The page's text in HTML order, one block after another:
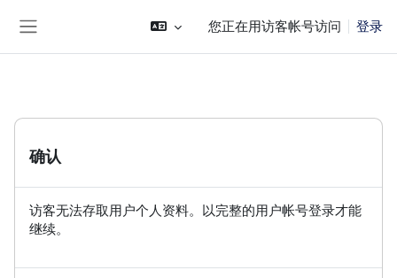
您正在用访客帐号访问 登录
确认
访客无法存取用户个人资料。以完整的用户帐号登录才能
继续。